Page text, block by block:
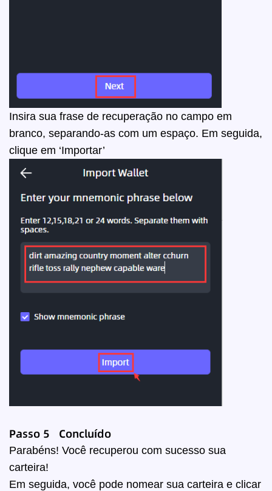
Insira sua frase de recuperação no campo em
branco, separando-as com um espaço. Em seguida,
clique em ‘Importar’
Passo 5 Concluído
Parabéns! Você recuperou com sucesso sua
carteira!
Em seguida, você pode nomear sua carteira e clicar